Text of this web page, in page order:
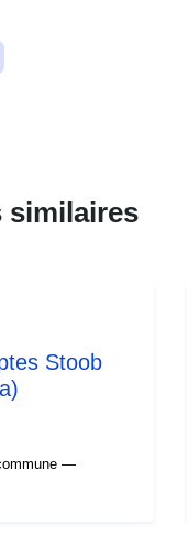
similaires
Stoob
—